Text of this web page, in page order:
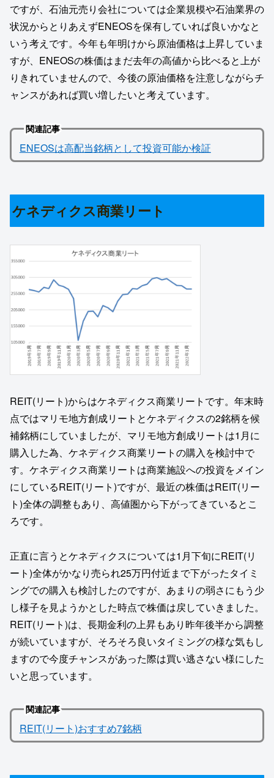
ですが、石油元売り会社については企業規模や石油業界の
状況からとりあえずENEOSを保有していれば良いかなと
いう考えです。今年も年明けから原油価格は上昇していま
すが、ENEOSの株価はまだ去年の高値から比べると上が
りきれていませんので、今後の原油価格を注意しながらチ
ャンスがあれば買い増したいと考えています。
関連記事
ENEOSは高配当銘柄として投資可能か検証
ケネディクス商業リート
REIT(リート)からはケネディクス商業リートです。年末時
点ではマリモ地方創成リートとケネディクスの2銘柄を候
補銘柄にしていましたが、マリモ地方創成リートは1月に
購入した為、ケネディクス商業リートの購入を検討中で
す。ケネディクス商業リートは商業施設への投資をメイン
にしているREIT(リート)ですが、最近の株価はREIT(リー
ト)全体の調整もあり、高値圏から下がってきているとこ
ろです。
正直に言うとケネディクスについては1月下旬にREIT(リ
ート)全体がかなり売られ25万円付近まで下がったタイミ
ングでの購入も検討したのですが、あまりの弱さにもう少
し様子を見ようかとした時点で株価は戻していきました。
REIT(リート)は、長期金利の上昇もあり昨年後半から調整
が続いていますが、そろそろ良いタイミングの様な気もし
ますので今度チャンスがあった際は買い逃さない様にした
いと思っています。
関連記事
REIT(リート)おすすめ7銘柄